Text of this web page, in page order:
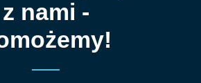
z nami -